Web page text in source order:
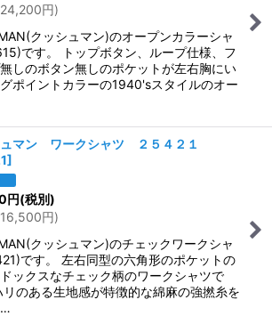
24,200円)
クッシュマン)のオープンカラーシャ
です。 トップボタン、ループ仕様、フ
しのボタン無しのポケットが左右胸にい
ポイントカラーの1940'sスタイルのオー
ュマン ワークシャツ ２５４２１
]
円(税別)
16,500円)
クッシュマン)のチェックワークシャ
です。 左右同型の六角形のポケットの
ックスなチェック柄のワークシャツで
リのある生地感が特徴的な綿麻の強撚糸を
…